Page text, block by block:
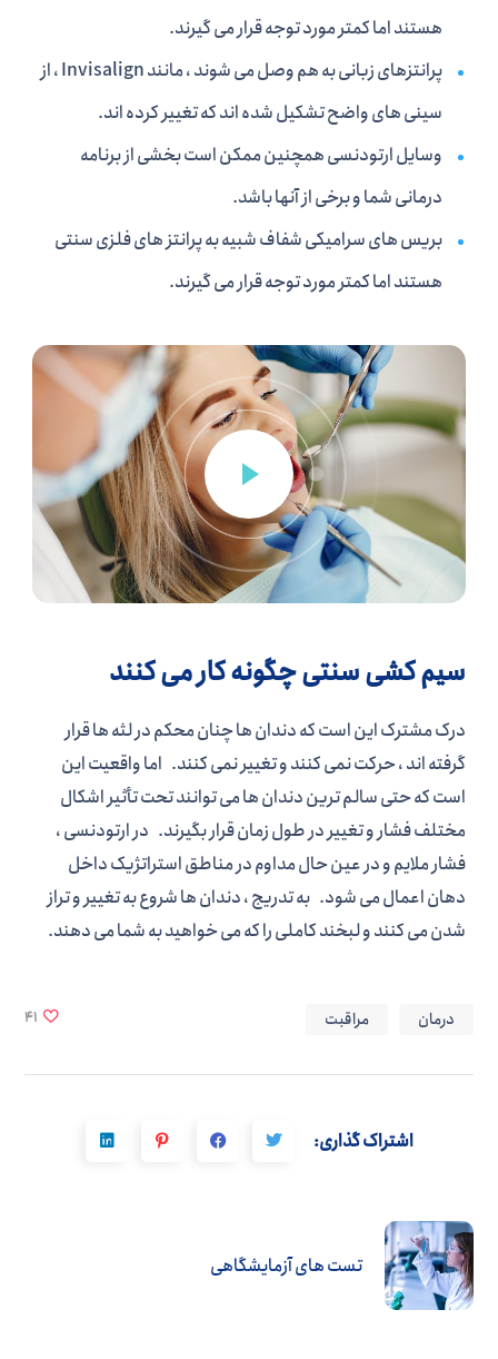
هستند اما کمتر مورد توجه قرار می گیرند.
پرانتزهای زبانی به هم وصل می شوند ، مانند Invisalign ، از
سینی های واضح تشکیل شده اند که تغییر کرده اند.
وسایل ارتودنسی همچنین ممکن است بخشی از برنامه
درمانی شما و برخی از آنها باشد.
بریس های سرامیکی شفاف شبیه به پرانتز های فلزی سنتی
هستند اما کمتر مورد توجه قرار می گیرند.
سیم کشی سنتی چگونه کار می کنند
درک مشترک این است که دندان ها چنان محکم در لثه ها قرار
گرفته اند ، حرکت نمی کنند و تغییر نمی کنند. اما واقعیت این
است که حتی سالم ترین دندان ها می توانند تحت تأثیر اشکال
مختلف فشار و تغییر در طول زمان قرار بگیرند. در ارتودنسی ،
فشار ملایم و در عین حال مداوم در مناطق استراتژیک داخل
دهان اعمال می شود.به تدریج ، دندان ها شروع به تغییر و تراز
شدن می کنند و لبخند کاملی را که می خواهید به شما می دهند.
درمان مراقبت 41
اشتراک گذاری:
تست های آزمایشگاهی